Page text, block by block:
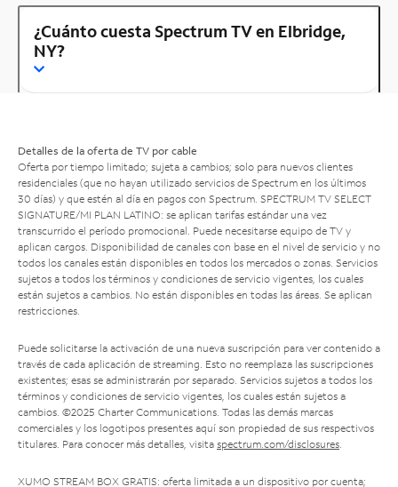
¿Cuánto cuesta Spectrum TV en Elbridge,
NY?
Detalles de la oferta de TV por cable
Oferta por tiempo limitado; sujeta a cambios; solo para nuevos clientes
residenciales (que no hayan utilizado servicios de Spectrum en los últimos
30 días) y que estén al día en pagos con Spectrum. SPECTRUM TV SELECT
SIGNATURE/MI PLAN LATINO: se aplican tarifas estándar una vez
transcurrido el período promocional. Puede necesitarse equipo de TV y
aplican cargos. Disponibilidad de canales con base en el nivel de servicio y no
todos los canales están disponibles en todos los mercados o zonas. Servicios
sujetos a todos los términos y condiciones de servicio vigentes, los cuales
están sujetos a cambios. No están disponibles en todas las áreas. Se aplican
restricciones.
Puede solicitarse la activación de una nueva suscripción para ver contenido a
través de cada aplicación de streaming. Esto no reemplaza las suscripciones
existentes; esas se administrarán por separado. Servicios sujetos a todos los
términos y condiciones de servicio vigentes, los cuales están sujetos a
cambios. ©2025 Charter Communications. Todas las demás marcas
comerciales y los logotipos presentes aquí son propiedad de sus respectivos
titulares. Para conocer más detalles, visita spectrum.com/disclosures.
XUMO STREAM BOX GRATIS: oferta limitada a un dispositivo por cuenta;